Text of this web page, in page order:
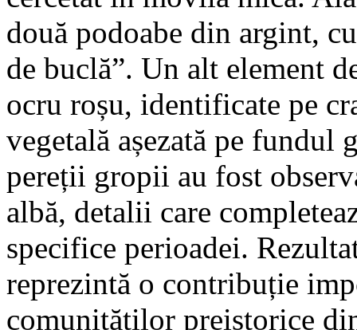
două podoabe din argint,
de buclă”. Un alt element
ocru roșu, identificate pe
vegetală așezată pe fundul
pereții gropii au fost
albă, detalii care
specifice perioadei.
reprezintă o contribuție
comunităților preistorice